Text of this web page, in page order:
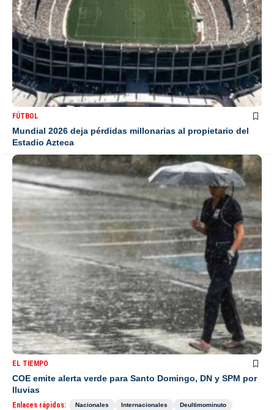
FÚTBOL
Mundial 2026 deja pérdidas millonarias al propietario del
Estadio Azteca
EL TIEMPO
COE emite alerta verde para Santo Domingo, DN y SPM por
lluvias
Enlaces rápidos: Nacionales Internacionales
Deultimominuto